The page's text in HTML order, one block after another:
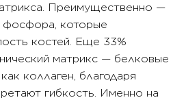
Преимущественно —
фосфора, которые
костей. Еще 33%
матрикс — белковые
коллаген, благодаря
гибкость. Именно на